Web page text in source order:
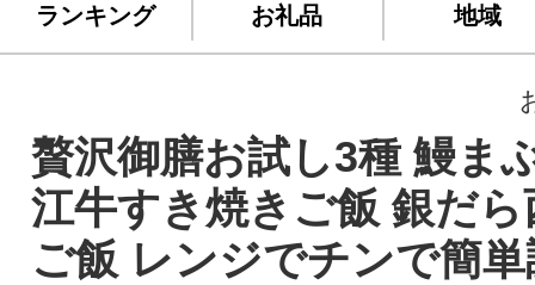
ランキング お礼品 地域
贅沢御膳お試し3種 鰻ま
江牛すき焼きご飯 銀だら
ご飯 レンジでチンで簡